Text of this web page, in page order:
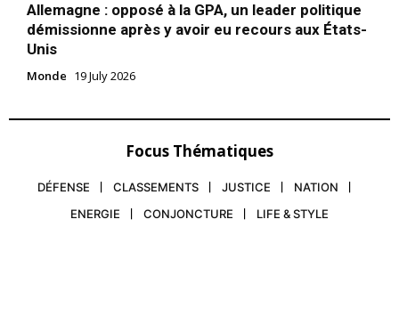
Allemagne : opposé à la GPA, un leader politique
démissionne après y avoir eu recours aux États-
Unis
Monde 19 July 2026
Focus Thématiques
DÉFENSE CLASSEMENTS JUSTICE
NATION
ENERGIE
CONJONCTURE LIFE & STYLE